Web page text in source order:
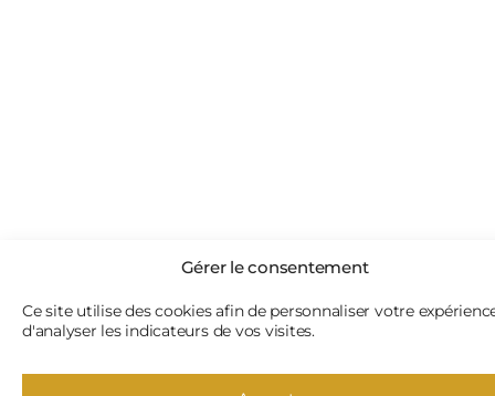
Gérer le consentement
Ce site utilise des cookies afin de personnaliser votre
d'analyser les indicateurs de vos visites.